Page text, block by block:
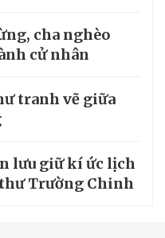
cha nghèo
cử nhân
tranh vẽ giữa
lưu giữ kí ức lịch
Trường Chinh